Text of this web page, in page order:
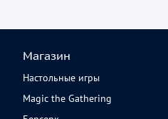
Магазин
Настольные игры
Magic the Gathering